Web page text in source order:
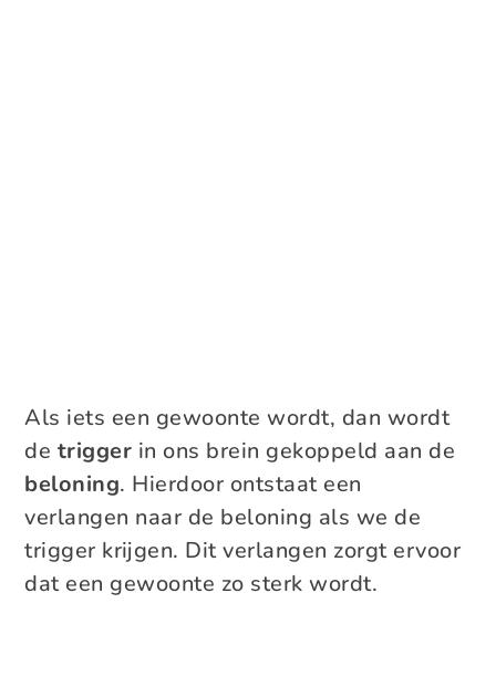
Als iets een gewoonte wordt, dan wordt
de trigger in ons brein gekoppeld aan de
beloning. Hierdoor ontstaat een
verlangen naar de beloning als we de
trigger krijgen. Dit verlangen zorgt ervoor
dat een gewoonte zo sterk wordt.